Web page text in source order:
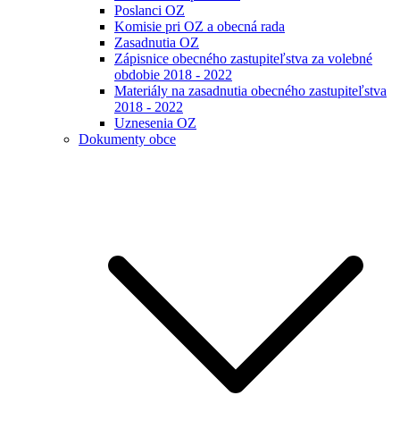
Poslanci OZ
Komisie pri OZ a obecná rada
Zasadnutia OZ
Zápisnice obecného zastupiteľstva za volebné
obdobie 2018 - 2022
Materiály na zasadnutia obecného zastupiteľstva
2018 - 2022
Uznesenia OZ
Dokumenty obce